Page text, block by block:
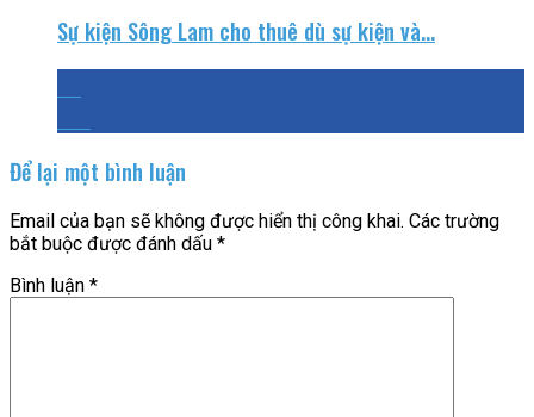
Sự kiện Sông Lam cho thuê dù sự kiện và...
Để lại một bình luận
Email của bạn sẽ không được hiển thị công khai. Các trường
bắt buộc được đánh dấu *
Bình luận *